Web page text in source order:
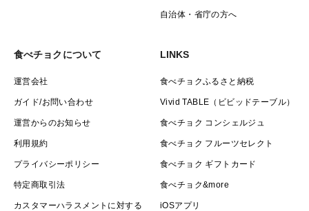
自治体・省庁の方へ
食べチョクについて
運営会社
ガイド/お問い合わせ
運営からのお知らせ
利用規約
プライバシーポリシー
特定商取引法
カスタマーハラスメントに対する
LINKS
食べチョクふるさと納税
Vivid TABLE（ビビッドテーブル）
食べチョク コンシェルジュ
食べチョク フルーツセレクト
食べチョク ギフトカード
食べチョク&more
iOSアプリ